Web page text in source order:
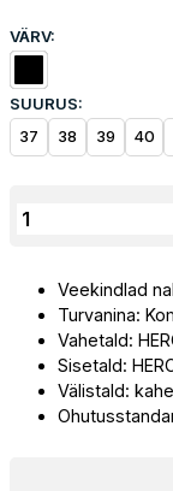
VÄRV:
SUURUS:
37
38 39 40
Turvapoolsaapad
HERON
S7S
SR
kogus
Veekindlad
Turvanina:
Vahetald:
Sisetald:
Välistald: